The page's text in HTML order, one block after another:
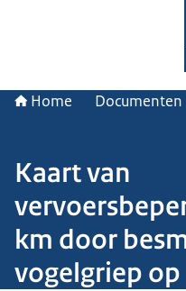
Home Documenten
Kaart van
km door
vogelgriep